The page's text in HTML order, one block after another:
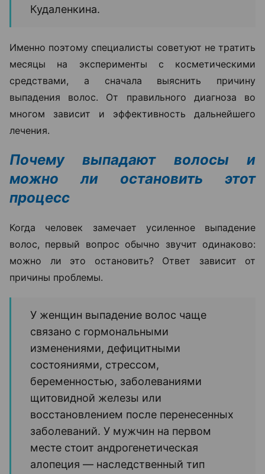
Кудаленкина.
Именно поэтому специалисты советуют не тратить
месяцы на эксперименты с косметическими
средствами, а сначала выяснить причину
выпадения волос. От правильного диагноза во
многом зависит и эффективность дальнейшего
лечения.
Почему выпадают волосы и
можно ли остановить этот
процесс
Когда человек замечает усиленное выпадение
волос, первый вопрос обычно звучит одинаково:
можно ли это остановить? Ответ зависит от
причины проблемы.
У женщин выпадение волос чаще
связано с гормональными
изменениями, дефицитными
состояниями, стрессом,
беременностью, заболеваниями
щитовидной железы или
восстановлением после перенесенных
заболеваний. У мужчин на первом
месте стоит андрогенетическая
алопеция — наследственный тип